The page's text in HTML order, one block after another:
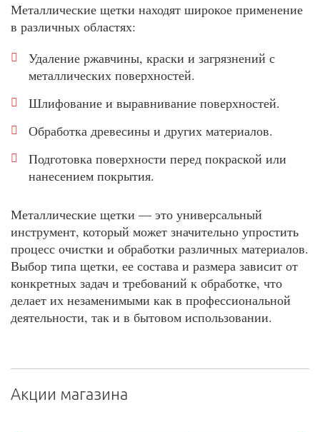
Металлические щетки находят широкое применение
в различных областях:
Удаление ржавчины, краски и загрязнений с
металлических поверхностей.
Шлифование и выравнивание поверхностей.
Обработка древесины и других материалов.
Подготовка поверхности перед покраской или
нанесением покрытия.
Металлические щетки — это универсальный
инструмент, который может значительно упростить
процесс очистки и обработки различных материалов.
Выбор типа щетки, ее состава и размера зависит от
конкретных задач и требований к обработке, что
делает их незаменимыми как в профессиональной
деятельности, так и в бытовом использовании.
Акции магазина